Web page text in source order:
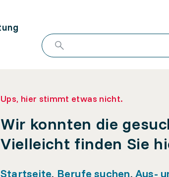
Ups, hier stimmt etwas nicht.
Wir konnten die
Vielleicht finden Sie
Startseite, Berufe suchen, Aus-